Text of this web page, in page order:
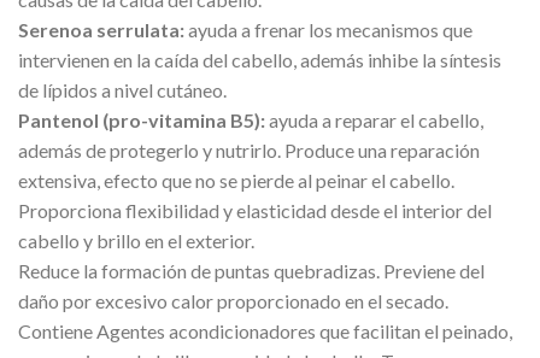
Serenoa serrulata:ayuda a frenar los mecanismos que
intervienen en la caída del cabello, además inhibe la síntesis
de lípidos a nivel cutáneo.
Pantenol (pro-vitamina B5):ayuda a reparar el cabello,
además de protegerlo y nutrirlo. Produce una reparación
extensiva, efecto que no se pierde al peinar el cabello.
Proporciona flexibilidad y elasticidad desde el interior del
cabello y brillo en el exterior.
Reduce la formación de puntas quebradizas. Previene del
daño por excesivo calor proporcionado en el secado.
Contiene Agentes acondicionadores que facilitan el peinado,